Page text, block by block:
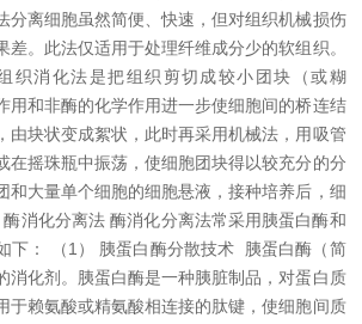
分离细胞虽然简便、快速，但对组织机械损伤
差。此法仅适用于处理纤维成分少的软组织。
织消化法是把组织剪切成较小团块（或糊
用和非酶的化学作用进一步使细胞间的桥连结
由块状变成絮状，此时再采用机械法，用吸管
在摇珠瓶中振荡，使细胞团块得以较充分的分
和大量单个细胞的细胞悬液，接种培养后，细
酶消化分离法酶消化分离法常采用胰蛋白酶和
下：
（1） 胰蛋白酶分散技术
胰蛋白酶（简
消化剂。胰蛋白酶是一种胰脏制品，对蛋白质
于赖氨酸或精氨酸相连接的肽键，使细胞间质